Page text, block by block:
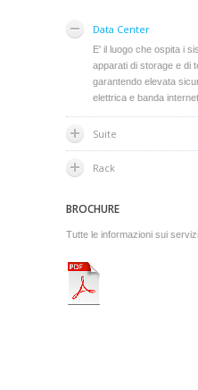
Data Center
E' il luogo che ospita i
apparati di storage e di
garantendo elevata
elettrica e banda internet.
Suite
Rack
BROCHURE
Tutte le informazioni sui